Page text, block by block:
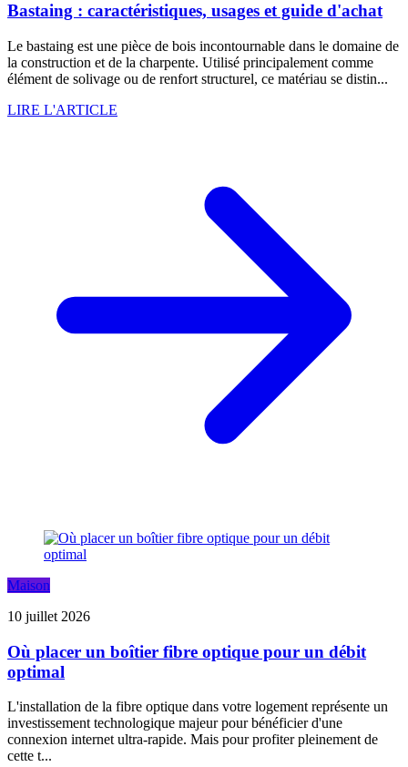
Bastaing : caractéristiques, usages et guide d'achat
Le bastaing est une pièce de bois incontournable dans le domaine de
la construction et de la charpente. Utilisé principalement comme
élément de solivage ou de renfort structurel, ce matériau se distin...
LIRE L'ARTICLE
Maison
10 juillet 2026
Où placer un boîtier fibre optique pour un débit
optimal
L'installation de la fibre optique dans votre logement représente un
investissement technologique majeur pour bénéficier d'une
connexion internet ultra-rapide. Mais pour profiter pleinement de
cette t...